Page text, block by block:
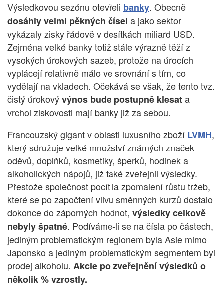
Výsledkovou sezónu otevřeli banky. Obecně
dosáhly velmi pěkných čísel a jako sektor
vykázaly zisky řádově v desítkách miliard USD.
Zejména velké banky totiž stále výrazně těží z
vysokých úrokových sazeb, protože na úrocích
vyplácejí relativně málo ve srovnání s tím, co
vydělají na vkladech. Očekává se však, že tento tvz.
čistý úrokovývýnos bude postupně klesata
vrchol ziskovosti mají banky již za sebou.
Francouzský gigant v oblasti luxusního zbožíLVMH,
který sdružuje velké množství známých značek
oděvů, doplňků, kosmetiky, šperků, hodinek a
alkoholických nápojů, již také zveřejnil výsledky.
Přestože společnost pocítila zpomalení růstu tržeb,
které se po započtení vlivu směnných kurzů dostalo
dokonce do záporných hodnot, výsledky celkově
nebyly špatné. Podíváme-li se na čísla po částech,
jediným problematickým regionem byla Asie mimo
Japonsko a jediným problematickým segmentem byl
prodej alkoholu. Akcie po zveřejnění výsledků o
několik % vzrostly.